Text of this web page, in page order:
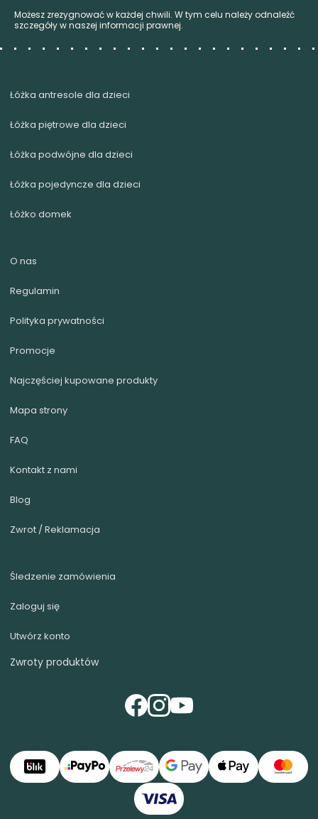
Możesz zrezygnować w każdej chwili. W tym celu należy odnaleźć
szczegóły w naszej informacji prawnej.
Łóżka antresole dla dzieci
Łóżka piętrowe dla dzieci
Łóżka podwójne dla dzieci
Łóżka pojedyncze dla dzieci
Łóżko domek
O nas
Regulamin
Polityka prywatności
Promocje
Najczęściej kupowane produkty
Mapa strony
FAQ
Kontakt z nami
Blog
Zwrot / Reklamacja
Śledzenie zamówienia
Zaloguj się
Utwórz konto
Zwroty produktów